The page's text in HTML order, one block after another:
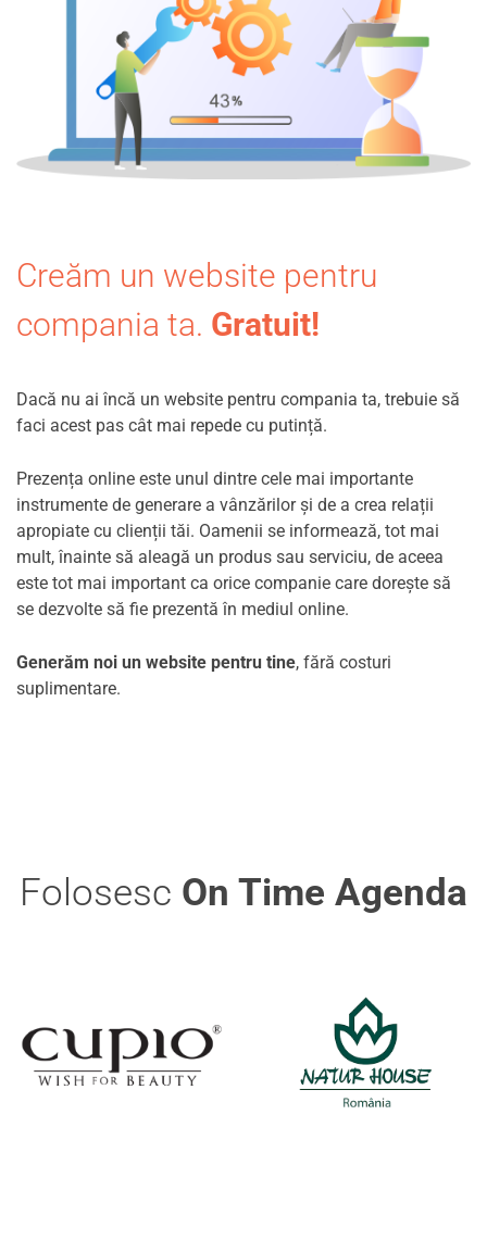
Creăm un website pentru
compania ta. Gratuit!
Dacă nu ai încă un website pentru compania ta, trebuie să
faci acest pas cât mai repede cu putință.
Prezența online este unul dintre cele mai importante
instrumente de generare a vânzărilor și de a crea relații
apropiate cu clienții tăi. Oamenii se informează, tot mai
mult, înainte să aleagă un produs sau serviciu, de aceea
este tot mai important ca orice companie care dorește să
se dezvolte să fie prezentă în mediul online.
Generăm noi un website pentru tine, fără costuri
suplimentare.
Folosesc On Time Agenda